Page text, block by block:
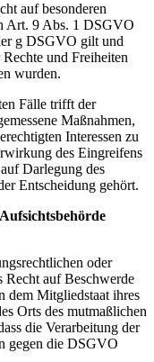
auf besonderen
Art. 9 Abs. 1 DSGVO
g DSGVO gilt und
und Freiheiten
wurden.
Fälle trifft der
Maßnahmen,
Interessen zu
des Eingreifens
Darlegung des
Entscheidung gehört.
oder
Recht auf Beschwerde
dem Mitgliedstaat ihres
Orts des mutmaßlichen
die Verarbeitung der
gegen die DSGVO